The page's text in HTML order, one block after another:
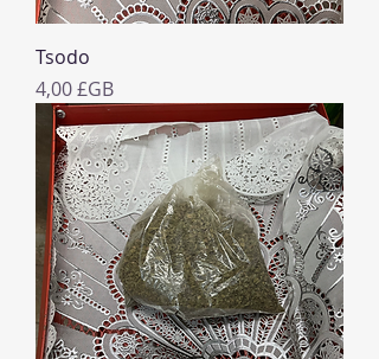
Tsodo
Prix
4,00 £GB